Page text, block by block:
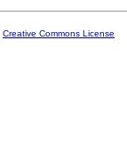
Creative Commons License